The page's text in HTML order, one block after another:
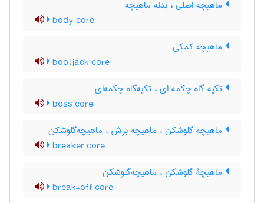
ماهیچه اصلی ، بدنه ماهیچه
body core
ماهیچه کمکی
bootjack core
تکیه گاه چکمه ای ، تکیه‌گاه چکمه‌ای
boss core
ماهیچه گلوشکن ، ماهیچه برش ، ماهیچه‌گلوشکن
breaker core
ماهیچۀ گلوشکن ، ماهیچه‌گلوشکن
break-off core